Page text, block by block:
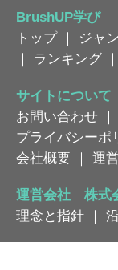
BrushUP学び
トップ｜ ジャ
｜
ランキング ｜
サイトについて
お問い合わせ ｜
プライバシーポ
会社概要 ｜ 運
運営会社 株式
理念と指針 ｜